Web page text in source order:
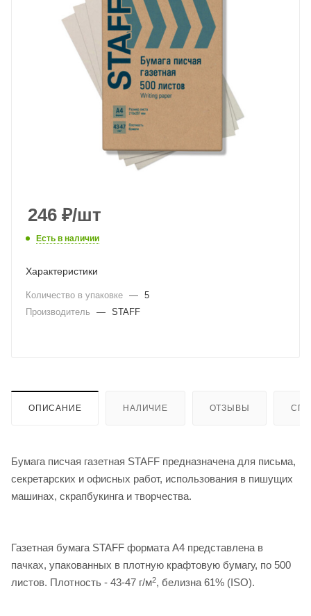
246 ₽/шт
Есть в наличии
Характеристики
Количество в упаковке — 5
Производитель
— STAFF
ОПИСАНИЕ НАЛИЧИЕ ОТЗЫВЫ
Бумага писчая газетная STAFF предназначена для письма,
секретарских и офисных работ, использования в пишущих
машинах, скрапбукинга и творчества.
Газетная бумага STAFF формата А4 представлена в
пачках, упакованных в плотную крафтовую бумагу, по 500
листов. Плотность - 43-47 г/м2, белизна 61% (ISO).